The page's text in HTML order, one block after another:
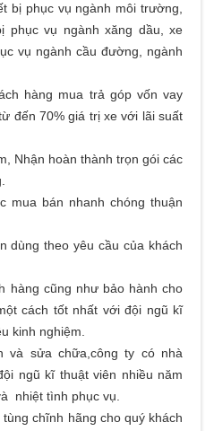
bị phục vụ ngành môi trường,
phục vụ ngành xăng dầu, xe
vụ ngành cầu đường, ngành
hàng mua trả gópvốn vay
đến 70% giá trị xe với lãi suất
Nhận hoàn thành trọn gói các
mua bán nhanh chóng thuận
dùng theo yêu cầu của khách
hàng cũng như bảo hành cho
cách tốt nhất với đội ngũ kĩ
kinh nghiệm.
sửa chữa,công ty có nhà
ngũ kĩ thuật viên nhiều năm
nhiệt tình phục vụ.
chĩnh hãng cho quý khách